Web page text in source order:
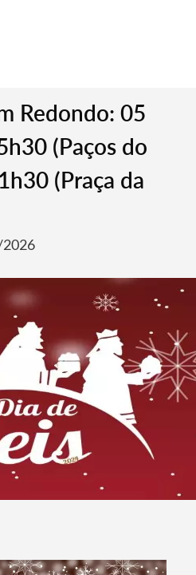
Redondo: 05
(Paços do
(Praça da